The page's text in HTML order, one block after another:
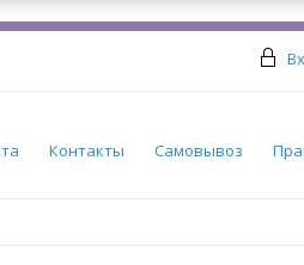
Контакты Самовывоз